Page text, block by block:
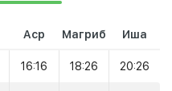
Аср Магриб Иша
16:16 18:26 20:26